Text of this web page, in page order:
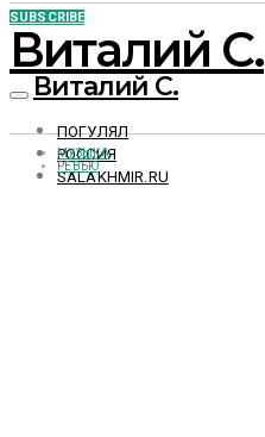
SUBSCRIBE
Виталий С.
Виталий С.
ПОГУЛЯЛ
РОССИЯ
SALAKHMIR.RU
МУЗЫКА
РЕВЬЮ